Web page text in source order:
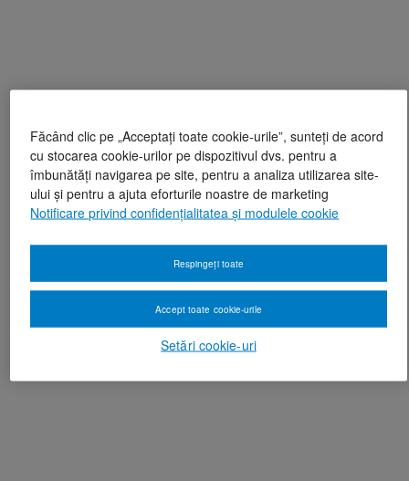
Făcând clic pe „Acceptați toate cookie-urile”, sunteți de acord
cu stocarea cookie-urilor pe dispozitivul dvs. pentru a
îmbunătăți navigarea pe site, pentru a analiza utilizarea site-
ului și pentru a ajuta eforturile noastre de marketing
Notificare privind confidențialitatea și modulele cookie
Setări cookie-uri
Respingeți toate
Accept toate cookie-urile